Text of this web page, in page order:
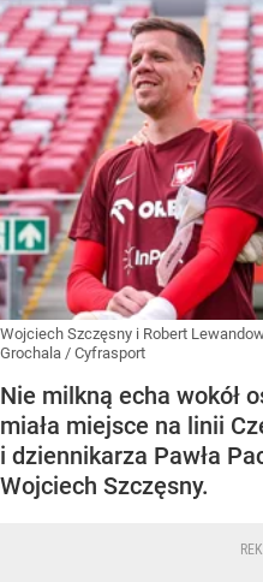
Wojciech Szczęsny i Robert
Grochala / Cyfrasport
Nie milkną echa wokół
miała miejsce na linii
i dziennikarza Pawła
Wojciech Szczęsny.